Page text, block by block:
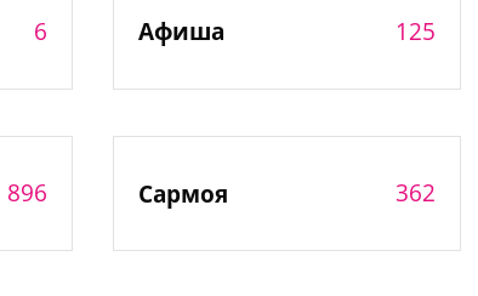
6 Афиша 125
896 Сармоя 362